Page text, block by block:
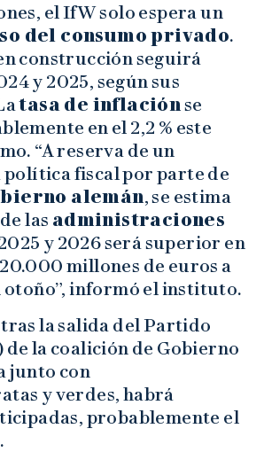
el IfW solo espera un
del consumo privado.
construcción seguirá
y 2025, según sus
tasa de inflaciónse
en el 2,2 % este
“A reserva de un
política fiscal por parte de
alemán, se estima
las administraciones
y 2026 será superior en
millones de euros a
otoño”, informó el instituto.
la salida del Partido
la coalición de Gobierno
junto con
y verdes, habrá
probablemente el